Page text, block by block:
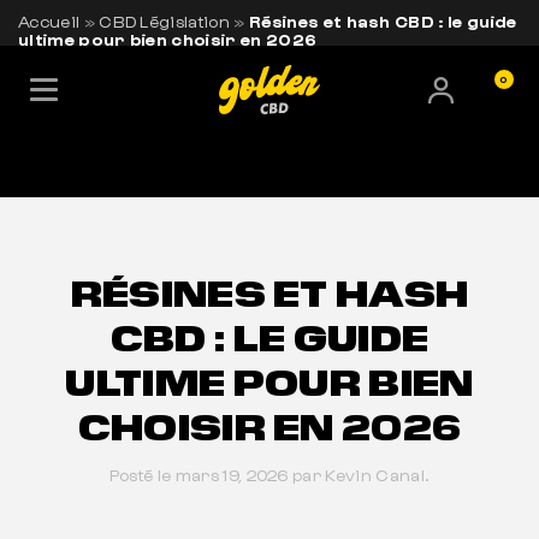
Accueil »CBD Législation » Résines et hash CBD : le guide
ultime pour bien choisir en 2026
0
LIVRAISON OFFERTE EN FRANCE
BESOIN DE CONSEILS ? +33 7 56 93 14 20
RÉSINES ET HASH
CBD : LE GUIDE
ULTIME POUR BIEN
CHOISIR EN 2026
Posté le mars 19, 2026 par Kevin Canal.